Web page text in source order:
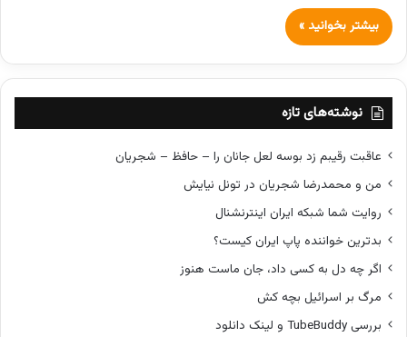
بیشتر بخوانید »
نوشته‌های تازه
عاقبت رقیبم زد بوسه لعل جانان را – حافظ – شجریان
من و محمدرضا شجریان در تونل نیایش
روایت شما شبکه ایران اینترنشنال
بدترین خواننده پاپ ایران کیست؟
اگر چه دل به کسی داد، جان ماست هنوز
مرگ بر اسرائیل بچه کش
بررسی TubeBuddy و لینک دانلود